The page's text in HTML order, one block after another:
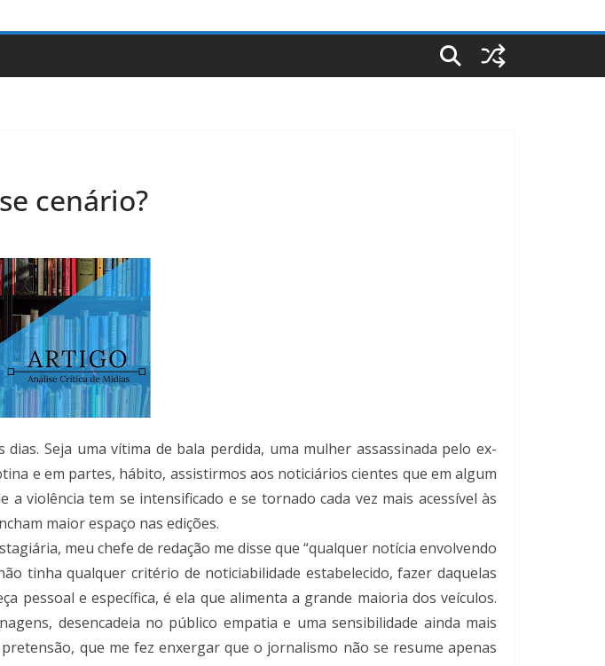
cenário?
Seja uma vítima de bala perdida, uma mulher assassinada pelo ex-
e em partes, hábito, assistirmos aos noticiários cientes que em algum
violência tem se intensificado e se tornado cada vez mais acessível às
maior espaço nas edições.
meu chefe de redação me disse que “qualquer notícia envolvendo
tinha qualquer critério de noticiabilidade estabelecido, fazer daquelas
pessoal e específica, é ela que alimenta a grande maioria dos veículos.
desencadeia no público empatia e uma sensibilidade ainda mais
que me fez enxergar que o jornalismo não se resume apenas